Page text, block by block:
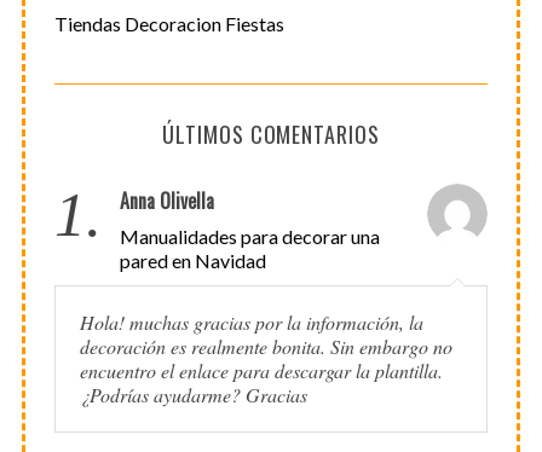
Tiendas Decoracion Fiestas
ÚLTIMOS COMENTARIOS
1. Anna Olivella
Manualidades para decorar una
pared en Navidad
Hola! muchas gracias por la información, la
decoración es realmente bonita. Sin embargo no
encuentro el enlace para descargar la plantilla.
¿Podrías ayudarme? Gracias